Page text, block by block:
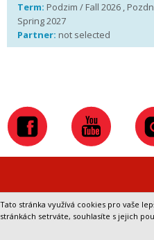
Term: Podzim / Fall 2026 ,
Spring 2027
Partner: not selected
Přepnout na
Tato stránka využívá cookies pro vaše
stránkách setrváte, souhlasíte s jejich